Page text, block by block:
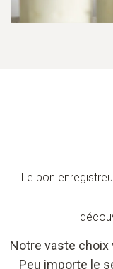
Le bon
Notre vaste
Peu importe le